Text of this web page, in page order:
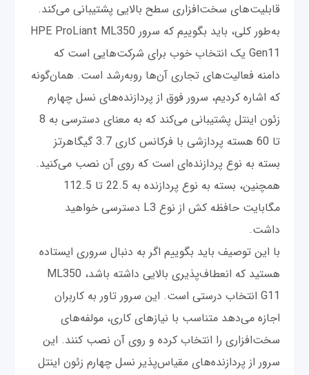
قابلیت‌های سخت‌افزاری سطح بالایی پشتیبانی می‌کند.
به‌طور کلی، باید بگوییم که سرور HPE ProLiant ML350
Gen11 یک انتخاب خوب برای شرکت‌هایی است که
دامنه فعالیت‌های تجاری آن‌ها روبه‌رشد است. همان‌گونه
که اشاره کردیم، سرور فوق از پردازنده‌های نسل چهارم
زئون اینتل پشتیبانی می‌کند که به معنای دسترسی به 8
تا 60 هسته پردازشی با فرکانس کاری 3.7 گیگاهرتز
بسته به نوع پردازنده‌ای است که روی آن نصب می‌کنید.
همچنین، بسته به نوع پردازنده‌ به 22.5 تا 112.5
مگابایت حافظه کش از نوع L3 دسترسی خواهید
داشت.
با این توصیف باید بگوییم اگر به دنبال سروری ایستاده
هستید که انعطاف‌پذیری بالایی داشته باشد، ML350
G11 انتخاب درستی است. این سرور تاور به کاربران
اجازه می‌دهد متناسب با نیازهای کاری، مولفه‌های
سخت‌افزاری را انتخاب کرده و روی آن نصب کنند. این
سرور از پردازنده‌های مقیاس‌پذیر نسل چهارم زئون اینتل